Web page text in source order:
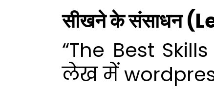
सीखने के संसाधन
“The Best
लेख में